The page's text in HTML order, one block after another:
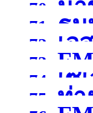
FM
กาญ
70.
นา
71. ธน
72. เอ
73.
74.
เซ
75. ท่า